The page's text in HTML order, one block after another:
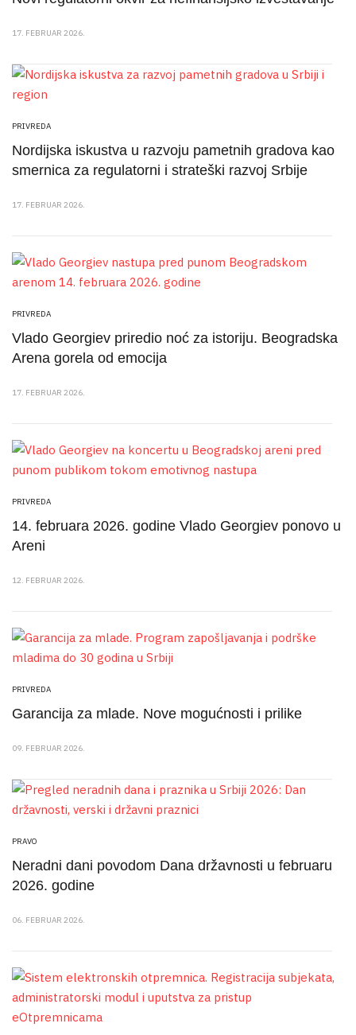
17. FEBRUAR 2026.
PRIVREDA
Nordijska iskustva u razvoju pametnih gradova kao
smernica za regulatorni i strateški razvoj Srbije
17. FEBRUAR 2026.
PRIVREDA
Vlado Georgiev priredio noć za istoriju. Beogradska
Arena gorela od emocija
17. FEBRUAR 2026.
PRIVREDA
14. februara 2026. godine Vlado Georgiev ponovo u
Areni
12. FEBRUAR 2026.
PRIVREDA
Garancija za mlade. Nove mogućnosti i prilike
09. FEBRUAR 2026.
PRAVO
Neradni dani povodom Dana državnosti u februaru
2026. godine
06. FEBRUAR 2026.